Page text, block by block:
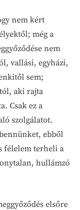
nem kért
még a
nem
vallási, egyházi,
sem;
aki rajta
Csak ez a
szolgálatot.
ebből
félelem terheli a
hullámzó
elsőre